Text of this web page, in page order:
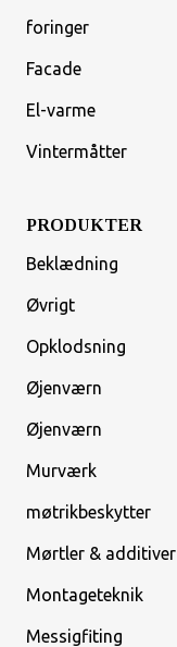
foringer
Facade
El-varme
Vintermåtter
PRODUKTER
Beklædning
Øvrigt
Opklodsning
Øjenværn
Øjenværn
Murværk
møtrikbeskytter
Mørtler & additiver
Montageteknik
Messigfiting